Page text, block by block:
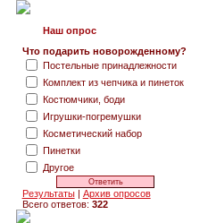
Наш опрос
Что подарить новорожденному?
Постельные принадлежности
Комплект из чепчика и пинеток
Костюмчики, боди
Игрушки-погремушки
Косметический набор
Пинетки
Другое
Результаты| Архив опросов
Всего ответов: 322